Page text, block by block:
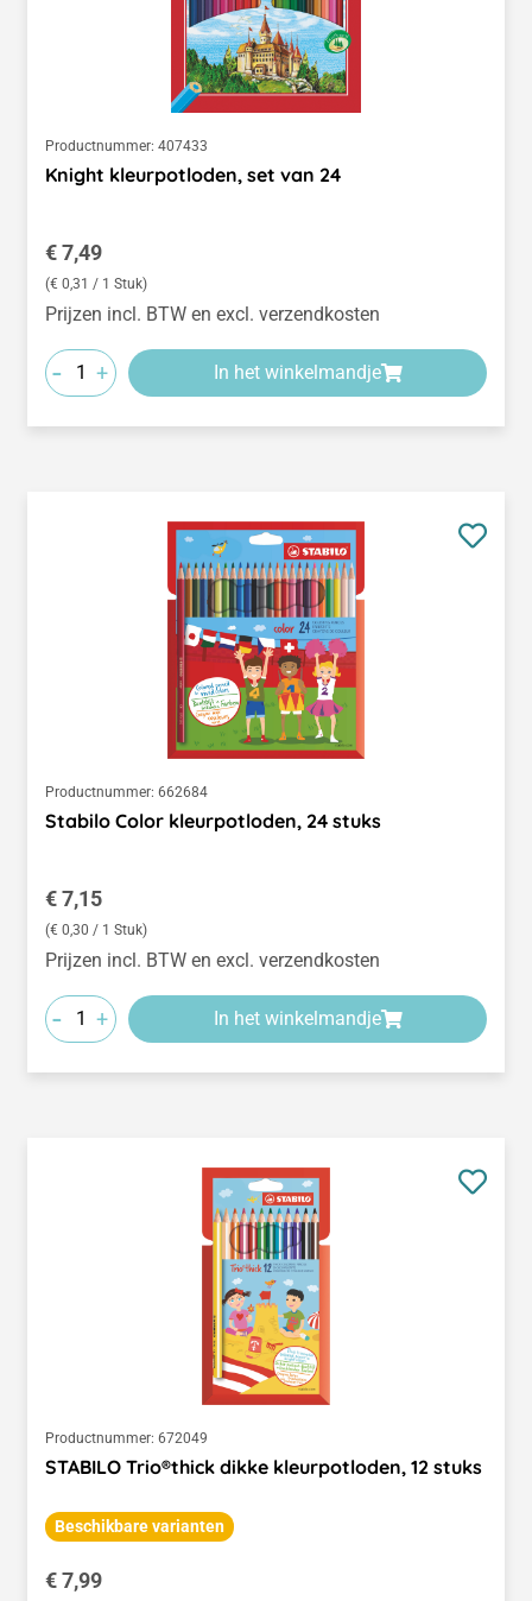
Productnummer: 407433
Knight kleurpotloden, set van 24
Normale prijs:
€ 7,49
(€ 0,31 / 1 Stuk)
Prijzen incl. BTW en excl. verzendkosten
- + In het winkelmandje
Productnummer: 662684
Stabilo Color kleurpotloden, 24 stuks
Normale prijs:
€ 7,15
(€ 0,30 / 1 Stuk)
Prijzen incl. BTW en excl. verzendkosten
- + In het winkelmandje
Productnummer: 672049
STABILO Trio®thick dikke kleurpotloden, 12 stuks
Beschikbare varianten
Normale prijs:
€ 7,99